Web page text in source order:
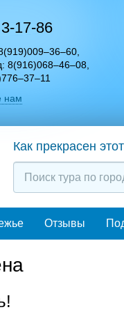
17-86
8(916)068–46–08
нам
Как прекрасен
Отзывы